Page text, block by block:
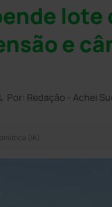
e
Por: Redação - Achei
(IA)